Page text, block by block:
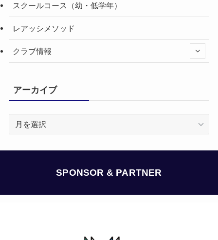
スクールコース（幼・低学年）
レアッシメソッド
クラブ情報
アーカイブ
SPONSOR & PARTNER